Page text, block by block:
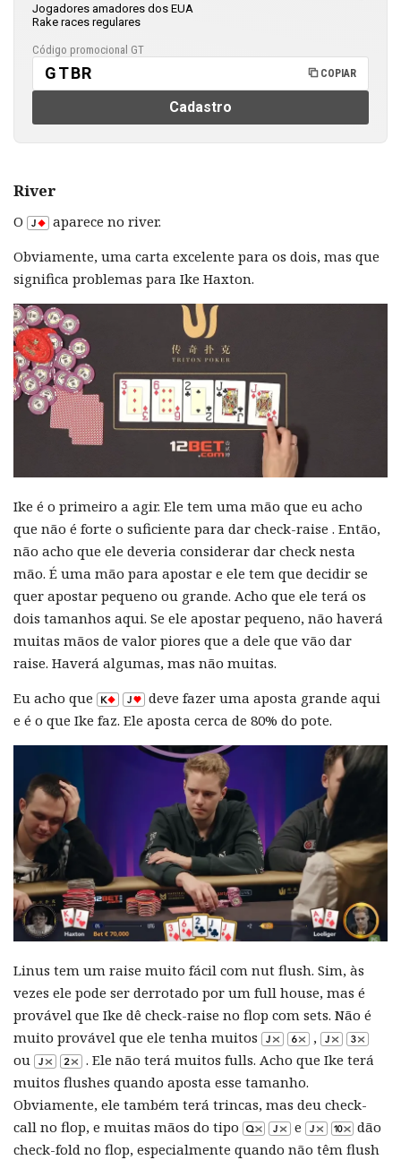
Jogadores amadores dos EUA
Rake races regulares
Código promocional GT
GTBR COPIAR
Cadastro
River
O
aparece no river.
Obviamente, uma carta excelente para os dois, mas que
significa problemas para Ike Haxton.
Ike é o primeiro a agir. Ele tem uma mão que eu acho
que não é forte o suficiente para dar check-raise . Então,
não acho que ele deveria considerar dar check nesta
mão. É uma mão para apostar e ele tem que decidir se
quer apostar pequeno ou grande. Acho que ele terá os
dois tamanhos aqui. Se ele apostar pequeno, não haverá
muitas mãos de valor piores que a dele que vão dar
raise. Haverá algumas, mas não muitas.
Eu acho que
deve fazer uma aposta grande aqui
e é o que Ike faz. Ele aposta cerca de 80% do pote.
Linus tem um raise muito fácil com nut flush. Sim, às
vezes ele pode ser derrotado por um full house, mas é
provável que Ike dê check-raise no flop com sets. Não é
muito provável que ele tenha muitos
,
ou
. Ele não terá muitos fulls. Acho que Ike terá
muitos flushes quando aposta esse tamanho.
Obviamente, ele também terá trincas, mas deu check-
call no flop, e muitas mãos do tipo
e
dão
check-fold no flop, especialmente quando não têm flush